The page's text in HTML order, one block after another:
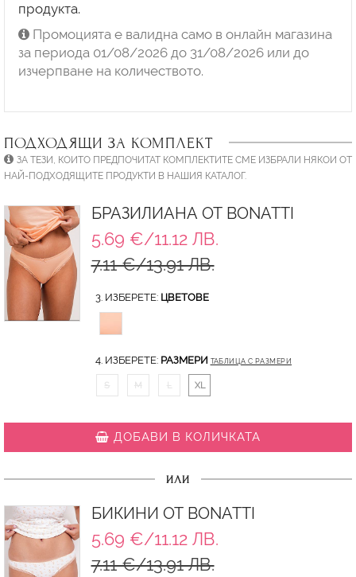
продукта.
Промоцията е валидна само в онлайн магазина
за периода 01/08/2026 до 31/08/2026 или до
изчерпване на количеството.
ПОДХОДЯЩИ ЗА КОМПЛЕКТ
ЗА ТЕЗИ, КОИТО ПРЕДПОЧИТАТ КОМПЛЕКТИТЕ СМЕ ИЗБРАЛИ НЯКОИ ОТ
НАЙ-ПОДХОДЯЩИТЕ ПРОДУКТИ В НАШИЯ КАТАЛОГ.
БРАЗИЛИАНА ОТ BONATTI
5.69 €/11.12 ЛВ.
7.11 €/13.91 ЛВ.
3. ИЗБЕРЕТЕ: ЦВЕТОВЕ
4. ИЗБЕРЕТЕ: РАЗМЕРИ ТАБЛИЦА С РАЗМЕРИ
S M L XL
ДОБАВИ В КОЛИЧКАТА
ИЛИ
БИКИНИ ОТ BONATTI
5.69 €/11.12 ЛВ.
7.11 €/13.91 ЛВ.